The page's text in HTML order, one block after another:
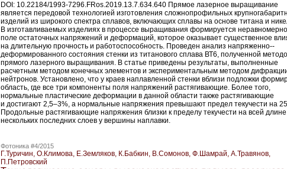
DOI: 10.22184/1993-7296.FRos.2019.13.7.634.640 Прямое лазерное выращивание
является передовой технологией изготовления сложнопрофильных
изделий из широкого спектра сплавов, включающих сплавы на основе титана и
В изготавливаемых изделиях в процессе выращивания формируется
поле остаточных напряжений и деформаций, которое оказывает существенное
на длительную прочность и работоспособность. Проведен анализ напряженно-­
деформированного состояния стенки из титанового сплава ВТ6, полученной
прямого лазерного выращивания. В статье приведены результаты, выполненные
расчетным методом конечных элементов и экспериментальным методом
нейтронов. Установлено, что у краев наплавленной стенки вблизи подложки
область, где все три компоненты поля напряжений растягивающие. Более того,
нормальные пластические деформации в данной области также растягивающие
и достигают 2,5–3%, а нормальные напряжения превышают предел текучести на
Продольные растягивающие напряжения близки к пределу текучести на всей длине
нескольких последних слоев у вершины наплавки.
Фотоника #4/2015
Г.Туричин, О.Климова, Е.Земляков, К.Бабкин, В.Сомонов, Ф.Шамрай, А.Травянов,
П.Петровский